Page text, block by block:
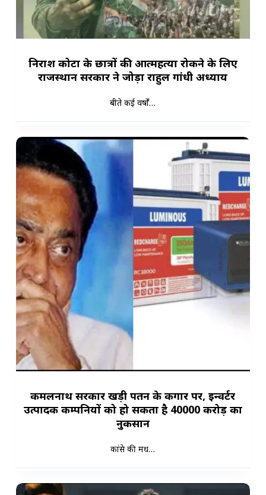
निराश कोटा के छात्रों की आत्महत्या रोकने के लिए
राजस्थान सरकार ने जोड़ा राहुल गांधी अध्याय
बीते कई वर्षों…
कमलनाथ सरकार खड़ी पतन के कगार पर, इन्वर्टर
उत्पादक कम्पनियों को हो सकता है 40000 करोड़ का
नुकसान
कांग्रेस की मध…